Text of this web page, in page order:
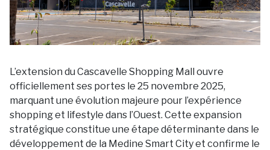
L’extension du Cascavelle Shopping Mall ouvre
officiellement ses portes le 25 novembre 2025,
marquant une évolution majeure pour l’expérience
shopping et lifestyle dans l’Ouest. Cette expansion
stratégique constitue une étape déterminante dans le
développement de la Medine Smart City et confirme le